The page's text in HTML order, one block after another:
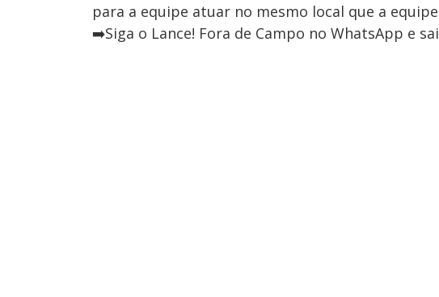
para a equipe atuar no mesmo local que a
➡️Siga o Lance! Fora de Campo no WhatsApp e